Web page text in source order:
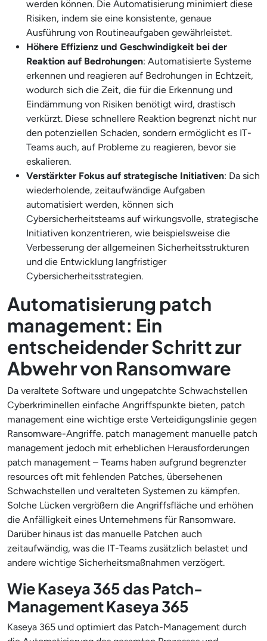
werden können. Die Automatisierung minimiert diese
Risiken, indem sie eine konsistente, genaue
Ausführung von Routineaufgaben gewährleistet.
Höhere Effizienz und Geschwindigkeit bei der
Reaktion auf Bedrohungen: Automatisierte Systeme
erkennen und reagieren auf Bedrohungen in Echtzeit,
wodurch sich die Zeit, die für die Erkennung und
Eindämmung von Risiken benötigt wird, drastisch
verkürzt. Diese schnellere Reaktion begrenzt nicht nur
den potenziellen Schaden, sondern ermöglicht es IT-
Teams auch, auf Probleme zu reagieren, bevor sie
eskalieren.
Verstärkter Fokus auf strategische Initiativen: Da sich
wiederholende, zeitaufwändige Aufgaben
automatisiert werden, können sich
Cybersicherheitsteams auf wirkungsvolle, strategische
Initiativen konzentrieren, wie beispielsweise die
Verbesserung der allgemeinen Sicherheitsstrukturen
und die Entwicklung langfristiger
Cybersicherheitsstrategien.
Automatisierung patch
management: Ein
entscheidender Schritt zur
Abwehr von Ransomware
Da veraltete Software und ungepatchte Schwachstellen
Cyberkriminellen einfache Angriffspunkte bieten, patch
management eine wichtige erste Verteidigungslinie gegen
Ransomware-Angriffe. patch management manuelle patch
management jedoch mit erheblichen Herausforderungen
patch management – Teams haben aufgrund begrenzter
resources oft mit fehlenden Patches, übersehenen
Schwachstellen und veralteten Systemen zu kämpfen.
Solche Lücken vergrößern die Angriffsfläche und erhöhen
die Anfälligkeit eines Unternehmens für Ransomware.
Darüber hinaus ist das manuelle Patchen auch
zeitaufwändig, was die IT-Teams zusätzlich belastet und
andere wichtige Sicherheitsmaßnahmen verzögert.
Wie Kaseya 365 das Patch-
Management Kaseya 365
Kaseya 365 und optimiert das Patch-Management durch